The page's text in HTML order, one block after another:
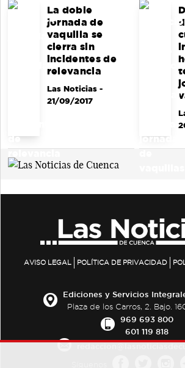
La doble
jornada de
vaquilla se
cierra sin
incidentes de
relevancia
Las Noticias-
21/09/2017
AVISO LEGAL POLÍTICA DE PRIVACIDAD
Ediciones y Servicios
Plaza de los Carros, 2. Bajo.
969 693 800
601 119 818